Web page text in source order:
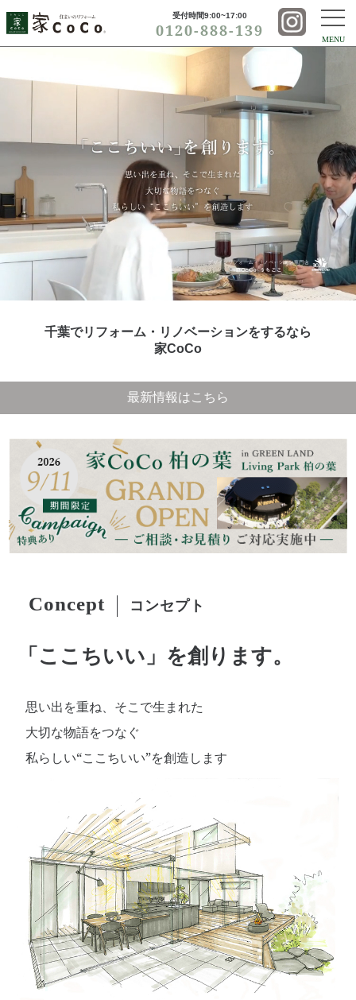
受付時間9:00~17:00
0120-888-139 MENU
千葉でリフォーム・リノベーションをするなら
家CoCo
最新情報はこちら
Concept コンセプト
「ここちいい」を創ります。
思い出を重ね、そこで生まれた
大切な物語をつなぐ
私らしい“ここちいい”を創造します